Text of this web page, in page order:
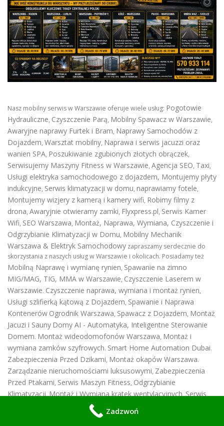
Nasz mobilny serwis w Warszawie oferuje wiele usług: Pogotowie
Hydrauliczne, Czyszczenie Parą, Mobilny Spawacz w Warszawie,
Awaryjne naprawy Furtek i Bram, Naprawy Samochodów z
Dojazdem, Warsztat mobilny, Naprawa i serwis jacuzzi oraz
wanien SPA, Poszukiwanie zgubionych złotych obrączek,
Serwisujemy Maszyny Fitness w Warszawie, Agencja SEO, Taxi,
Usługi elektryka samochodowego z dojazdem, Montujemy płyty
indukcyjne, Serwis klimatyzacji w domu, naprawiamy fotele,
Montujemy wizjery z kamerą i kamery wifi, Robimy filmy z
drona, Awaryjnie otwieramy zamki, Flyxpress.pl, Serwis Kamer
Wifi, SEO Warszawa, Montaż, Naprawa, Wymiana, Czyszczenie i
Odgrzybianie Klimatyzacji w Domu, Mobilny Mechanik
Warszawa & Elektryk Samochodowy zapraszamy serdecznie do
skorzystania z naszych usług w Warszawie i okolicach. Posiadamy też
Mobilną Naprawę i wymianę rynien, Spawanie na zimno
MIG/MAG, TIG, MMA w Warszawie, Czyszczenie Laserem w
Warszawie. Czyszczenie naprawa, wymiana i montaż rynien,
Usługi szlifierką kątową z Dojazdem, Spawanie i Naprawa
Kontenerów Ogrodnik Warszawa, Spawacz z Dojazdem, Montaż
Jacuzi i Sauny Domy AI - Automatyka, Inteligentne Sterowanie
Domem. Montaż wideodomofonów Warszawa, Montaż i
wymiana zamków szyfrowych. Smart Home Automation Dubai.
Zabezpieczenia Przed Dzikami, Montaż okapów Warszawa.
Zarządzanie nieruchomościami luksusowymi, Zabezpieczenia
Przed Ptakami, Serwis Maszyn Fitness, Odgrzybianie
Klimatyzacji,Montaż i Wymiana kratek wentylacyjnych,Serwis
Techniczny Nieruchomości Premium
Montujemy Suszarki w Warszawie
Zadzwoń